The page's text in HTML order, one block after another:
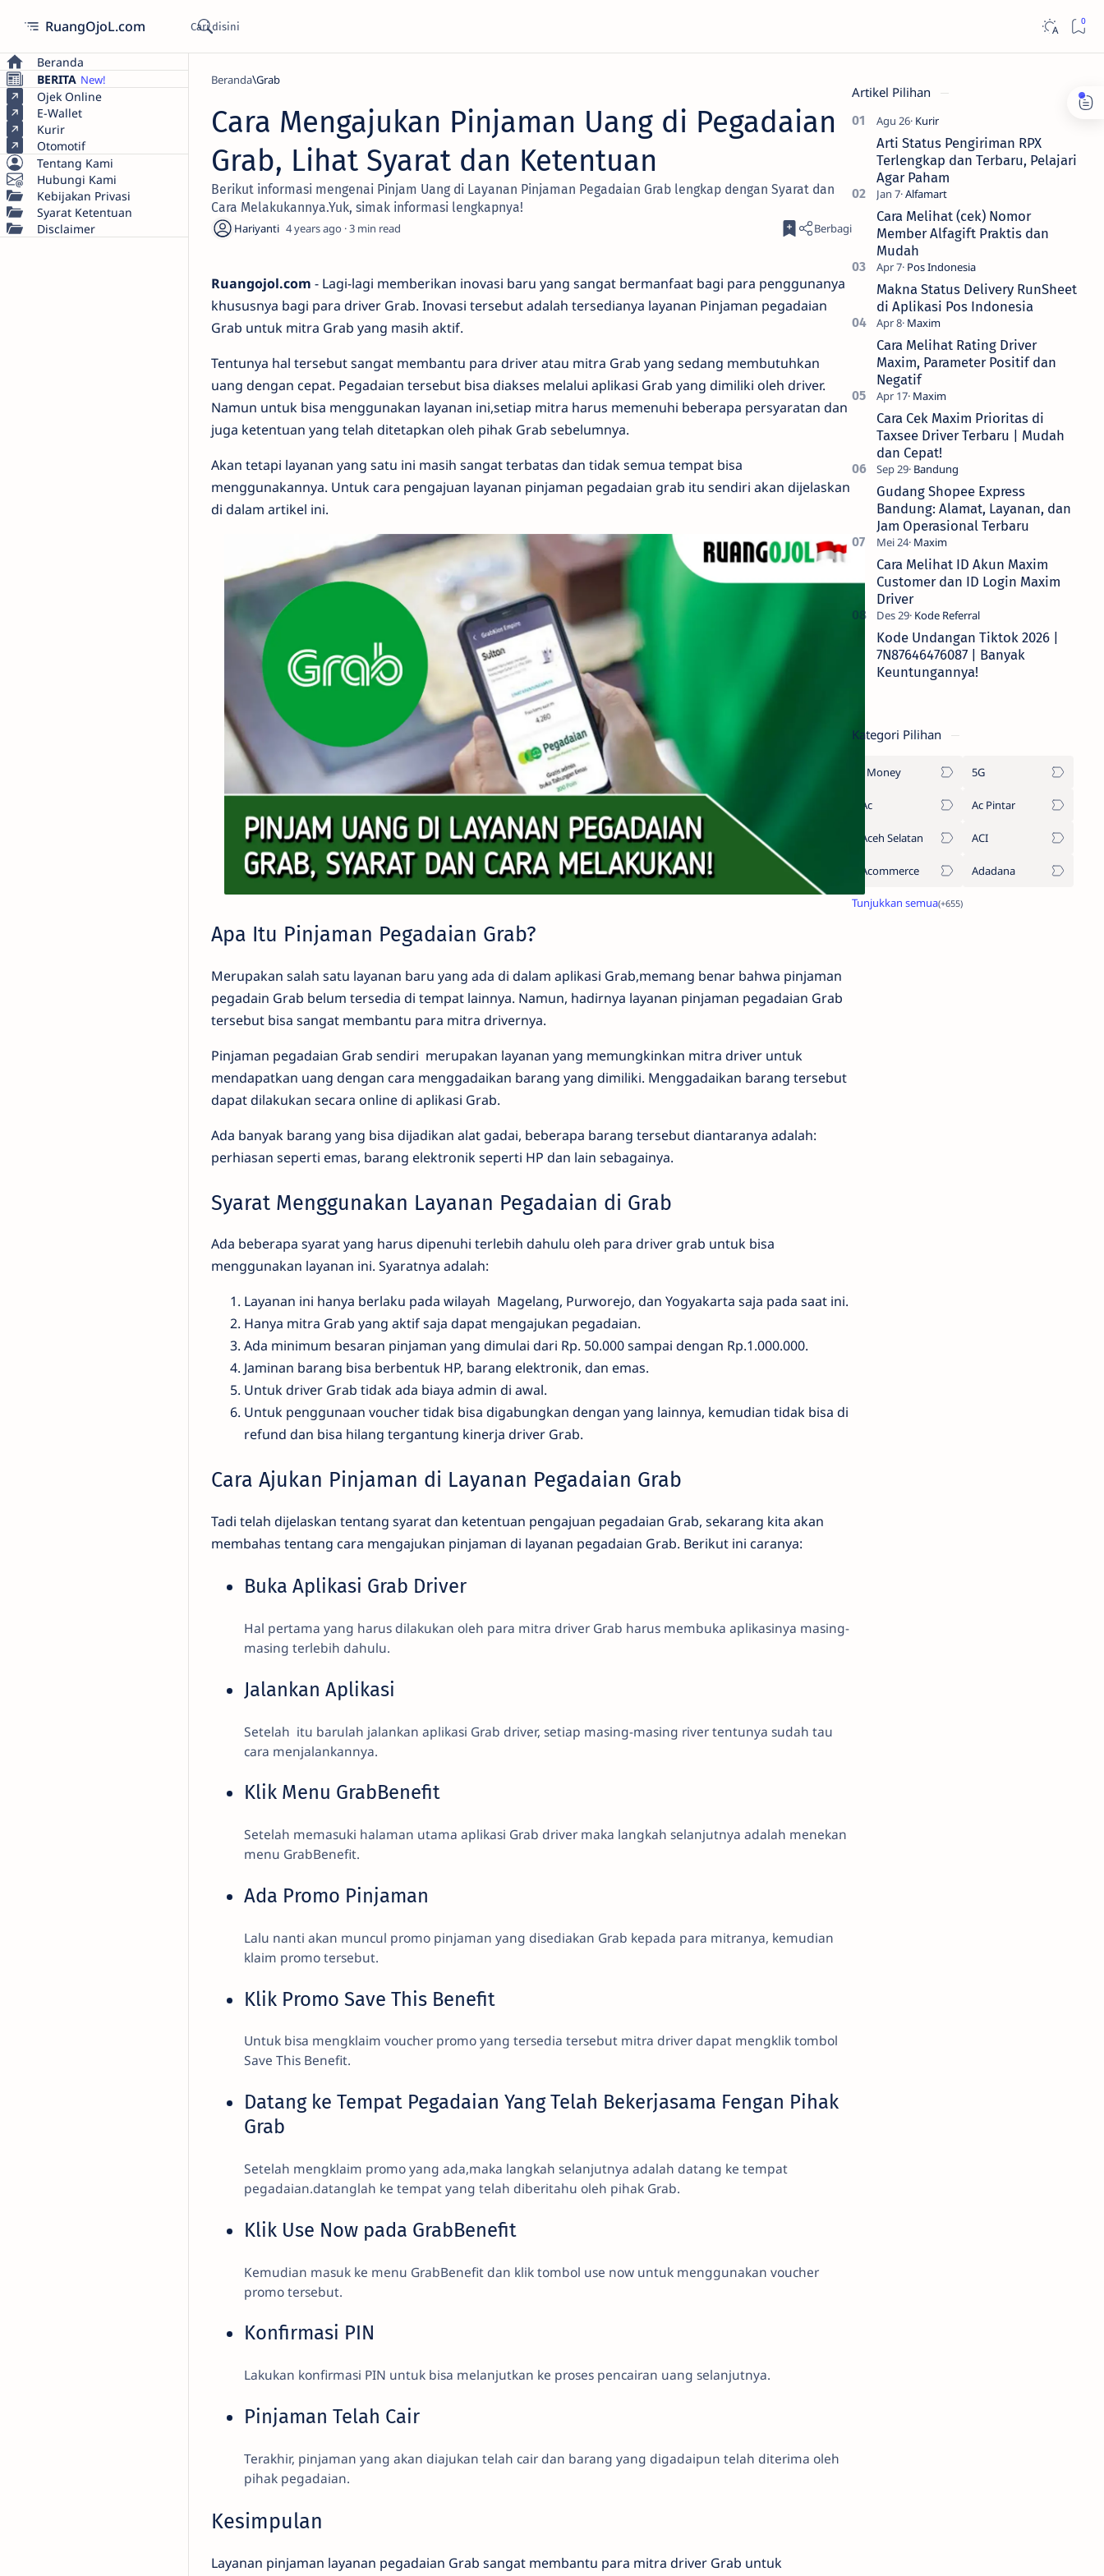
RuangOjoL.com
Beranda
BERITA
Ojek Online
E-Wallet
Kurir
Otomotif
Tentang Kami
Hubungi Kami
Kebijakan Privasi
Syarat Ketentuan
Disclaimer
Beranda Grab
Cara Mengajukan Pinjaman Uang di Pegadaian
Grab, Lihat Syarat dan Ketentuan
Berikut informasi mengenai Pinjam Uang di Layanan Pinjaman Pegadaian Grab lengkap dengan Syarat dan
Cara Melakukannya.Yuk, simak informasi lengkapnya!
4 years ago 3
Ruangojol.com - Lagi-lagi memberikan inovasi baru yang sangat bermanfaat bagi para penggunanya
khususnya bagi para driver Grab. Inovasi tersebut adalah tersedianya layanan Pinjaman pegadaian
Grab untuk mitra Grab yang masih aktif.
Tentunya hal tersebut sangat membantu para driver atau mitra Grab yang sedang membutuhkan
uang dengan cepat. Pegadaian tersebut bisa diakses melalui aplikasi Grab yang dimiliki oleh driver.
Namun untuk bisa menggunakan layanan ini,setiap mitra harus memenuhi beberapa persyaratan dan
juga ketentuan yang telah ditetapkan oleh pihak Grab sebelumnya.
Akan tetapi layanan yang satu ini masih sangat terbatas dan tidak semua tempat bisa
menggunakannya. Untuk cara pengajuan layanan pinjaman pegadaian grab itu sendiri akan dijelaskan
di dalam artikel ini.
Apa Itu Pinjaman Pegadaian Grab?
Merupakan salah satu layanan baru yang ada di dalam aplikasi Grab,memang benar bahwa pinjaman
pegadain Grab belum tersedia di tempat lainnya. Namun, hadirnya layanan pinjaman pegadaian Grab
tersebut bisa sangat membantu para mitra drivernya.
Pinjaman pegadaian Grab sendiri merupakan layanan yang memungkinkan mitra driver untuk
mendapatkan uang dengan cara menggadaikan barang yang dimiliki. Menggadaikan barang tersebut
dapat dilakukan secara online di aplikasi Grab.
Ada banyak barang yang bisa dijadikan alat gadai, beberapa barang tersebut diantaranya adalah:
perhiasan seperti emas, barang elektronik seperti HP dan lain sebagainya.
Syarat Menggunakan Layanan Pegadaian di Grab
Ada beberapa syarat yang harus dipenuhi terlebih dahulu oleh para driver grab untuk bisa
menggunakan layanan ini. Syaratnya adalah:
Layanan ini hanya berlaku pada wilayah Magelang, Purworejo, dan Yogyakarta saja pada saat ini.
Hanya mitra Grab yang aktif saja dapat mengajukan pegadaian.
Ada minimum besaran pinjaman yang dimulai dari Rp. 50.000 sampai dengan Rp.1.000.000.
Jaminan barang bisa berbentuk HP, barang elektronik, dan emas.
Untuk driver Grab tidak ada biaya admin di awal.
Untuk penggunaan voucher tidak bisa digabungkan dengan yang lainnya, kemudian tidak bisa di
refund dan bisa hilang tergantung kinerja driver Grab.
Cara Ajukan Pinjaman di Layanan Pegadaian Grab
Tadi telah dijelaskan tentang syarat dan ketentuan pengajuan pegadaian Grab, sekarang kita akan
membahas tentang cara mengajukan pinjaman di layanan pegadaian Grab. Berikut ini caranya:
Buka Aplikasi Grab Driver
Hal pertama yang harus dilakukan oleh para mitra driver Grab harus membuka aplikasinya masing-
masing terlebih dahulu.
Jalankan Aplikasi
Setelah itu barulah jalankan aplikasi Grab driver, setiap masing-masing river tentunya sudah tau
cara menjalankannya.
Klik Menu GrabBenefit
Setelah memasuki halaman utama aplikasi Grab driver maka langkah selanjutnya adalah menekan
menu GrabBenefit.
Ada Promo Pinjaman
Lalu nanti akan muncul promo pinjaman yang disediakan Grab kepada para mitranya, kemudian
klaim promo tersebut.
Klik Promo Save This Benefit
Untuk bisa mengklaim voucher promo yang tersedia tersebut mitra driver dapat mengklik tombol
Save This Benefit.
Datang ke Tempat Pegadaian Yang Telah Bekerjasama Fengan Pihak
Grab
Setelah mengklaim promo yang ada,maka langkah selanjutnya adalah datang ke tempat
pegadaian.datanglah ke tempat yang telah diberitahu oleh pihak Grab.
Klik Use Now pada GrabBenefit
Kemudian masuk ke menu GrabBenefit dan klik tombol use now untuk menggunakan voucher
promo tersebut.
Konfirmasi PIN
Lakukan konfirmasi PIN untuk bisa melanjutkan ke proses pencairan uang selanjutnya.
Pinjaman Telah Cair
Terakhir, pinjaman yang akan diajukan telah cair dan barang yang digadaipun telah diterima oleh
pihak pegadaian.
Kesimpulan
Layanan pinjaman layanan pegadaian Grab sangat membantu para mitra driver Grab untuk
Artikel Pilihan
Arti Status Pengiriman RPX
Terlengkap dan Terbaru, Pelajari
Agar Paham
Cara Melihat (cek) Nomor
Member Alfagift Praktis dan
Mudah
Makna Status Delivery RunSheet
di Aplikasi Pos Indonesia
Cara Melihat Rating Driver
Maxim, Parameter Positif dan
Negatif
Cara Cek Maxim Prioritas di
Taxsee Driver Terbaru | Mudah
dan Cepat!
Gudang Shopee Express
Bandung: Alamat, Layanan, dan
Jam Operasional Terbaru
Cara Melihat ID Akun Maxim
Customer dan ID Login Maxim
Driver
Kode Undangan Tiktok 2026 |
7N87646476087 | Banyak
Keuntungannya!
Kategori Pilihan
1Money 5G
Ac Ac Pintar
Aceh Selatan ACI
Acommerce Adadana